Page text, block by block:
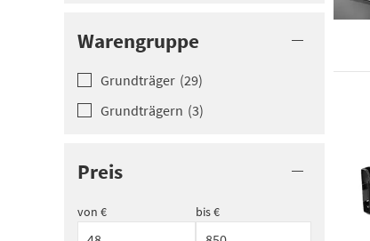
Warengruppe
Grundträge­r (29)
Grundträge­rn (3)
Preis
von € bis €